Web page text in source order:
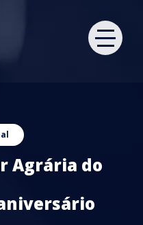
Agrária do